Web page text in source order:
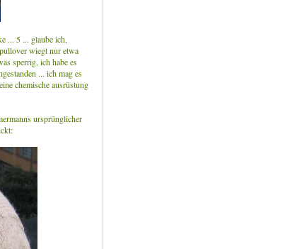
... 5 ... glaube ich,
wiegt nur etwa
sperrig, ich habe es
... ich mag es
chemische ausrüstung
ursprünglicher